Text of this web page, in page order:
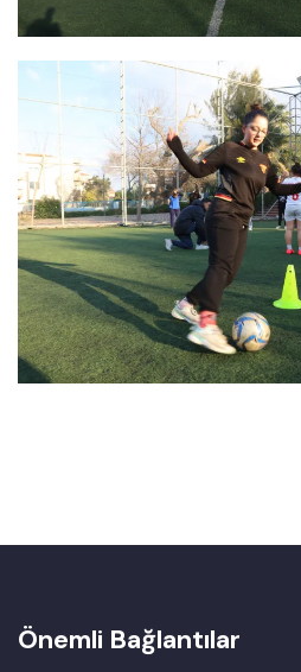
Önemli Bağlantılar